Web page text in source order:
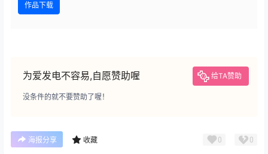
作品下载
为爱发电不容易,自愿赞助喔 给TA赞助
没条件的就不要赞助了喔！
海报分享 收藏 0 0